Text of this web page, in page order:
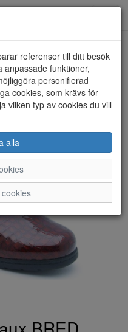
referenser till ditt besök
funktioner,
personifierad
cookies, som krävs för
vilken typ av cookies du vill
alla